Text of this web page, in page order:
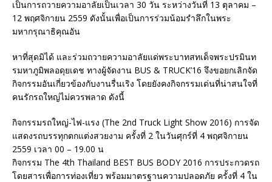
เป็นการถวายความอาลัยเป็นเวลา 30 วัน ระหว่างวันที่ 13 ตุลาคม –
12 พฤศจิกายน 2559 ดังนั้นเพื่อเป็นการร่วมน้อมรำลึกในพระ
มหากรุณาธิคุณอัน
หาที่สุดมิได้ และร่วมถวายความอาลัยแด่พระบาทสทเด็จพระปรมินท
รมหาภูมิพลอดุยเดช ทางผู้จัดงาน BUS & TRUCK’16 จึงขอยกเลิกจัด
กิจกรรมอันเกี่ยวข้องกับงานรื่นเริง โดยยังคงกิจกรรมเด่นที่น่าสนใจที่
คนรักรถใหญ่ไม่ควรพลาด ดังนี้
กิจกรรมรถใหญ่-ไฟ-แรง (The 2nd Truck Light Show 2016) การจัด
แสดงรถบรรทุกตกแต่งสวยงาม ครั้งที่ 2 ในวันศุกร์ที่ 4 พฤศจิกายน
2559 เวลา 00 – 19.00 น
กิจกรรม The 4th Thailand BEST BUS BODY 2016 การประกวดรถ
โดยสารเพื่อการท่องเที่ยว พร้อมมาตรฐานความปลอดภัย ครั้งที่ 4 ใน